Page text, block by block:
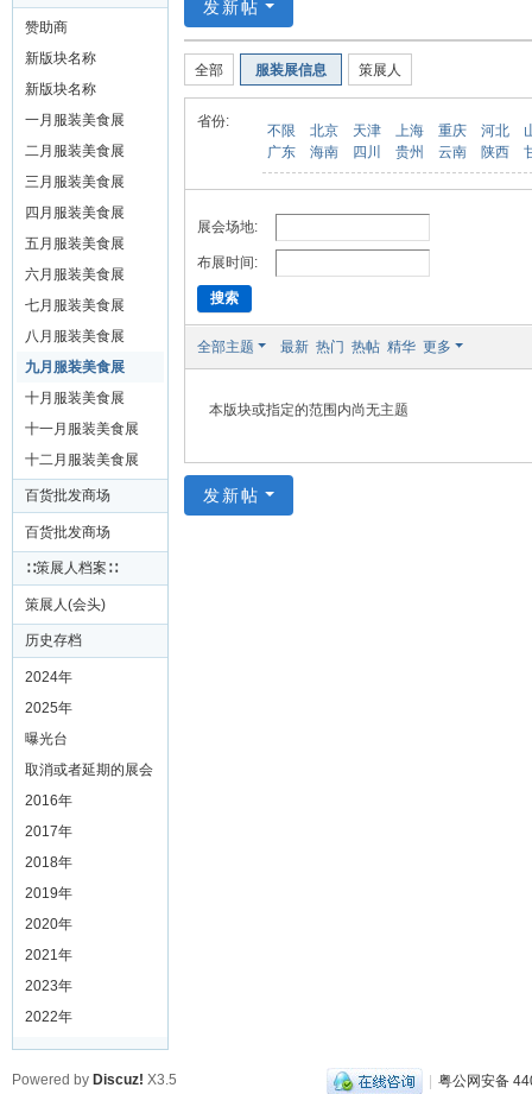
服
玉
石
展
销
会
赞助商
新版块名称
新版块名称
一月服装美食展
二月服装美食展
三月服装美食展
四月服装美食展
五月服装美食展
六月服装美食展
七月服装美食展
八月服装美食展
九月服装美食展
十月服装美食展
十一月服装美食展
十二月服装美食展
百货批发商场
百货批发商场
∷策展人档案∷
策展人(会头)
历史存档
2024年
2025年
曝光台
取消或者延期的展会
2016年
2017年
2018年
2019年
2020年
2021年
2023年
2022年
发新帖
全部 服装展信息 策展人
省份:
不限 北京 天津 上海 重庆 河北
广东
海南 四川 贵州 云南 陕西
展会场地:
布展时间:
搜索
全部主题 最新 热门 热帖 精华 更多
本版块或指定的范围内尚无主题
发新帖
| 粤公网安备
Powered by Discuz! X3.5